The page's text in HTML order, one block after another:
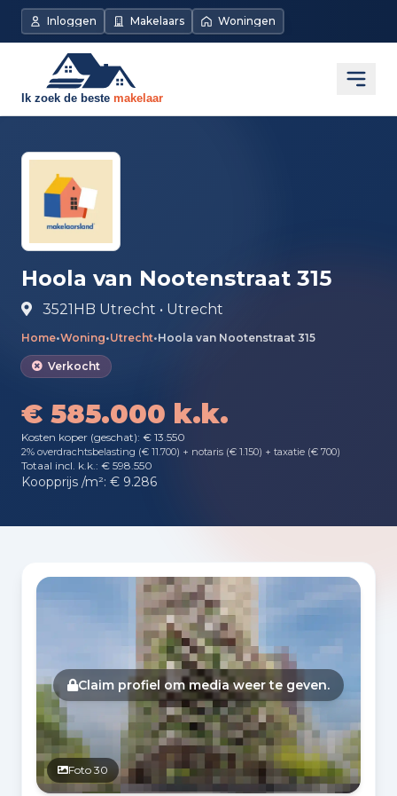
Direct naar de inhoud
Inloggen Makelaars Woningen
Hoola van Nootenstraat 315
3521HB Utrecht • Utrecht
Home•Woning•Utrecht•Hoola van Nootenstraat 315
Verkocht
€ 585.000 k.k.
Kosten koper (geschat): € 13.550
2% overdrachtsbelasting (€ 11.700) + notaris (€ 1.150) + taxatie (€ 700)
Totaal incl. k.k.: € 598.550
Koopprijs /m²: € 9.286
Fotogalerij
Foto 30
Claim profiel om media weer te geven.